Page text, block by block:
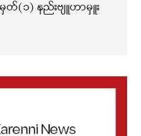
(၁) နည်းဗျူဟာမှူး